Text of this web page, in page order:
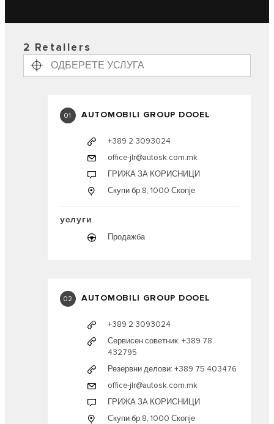
2 Retailers
01 AUTOMOBILI GROUP DOOEL
+389 2 3093024
office-jlr@autosk.com.mk
ГРИЖА ЗА КОРИСНИЦИ
Скупи бр.8, 1000 Скопје
услуги
Продажба
02 AUTOMOBILI GROUP DOOEL
+389 2 3093024
Сервисен советник: +389 78
432795
Резервни делови: +389 75 403476
office-jlr@autosk.com.mk
ГРИЖА ЗА КОРИСНИЦИ
Скупи бр.8, 1000 Скопје